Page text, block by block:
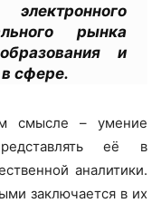
рынка
и
сфере.
смысле – умение
её в
аналитики.
заключается в их